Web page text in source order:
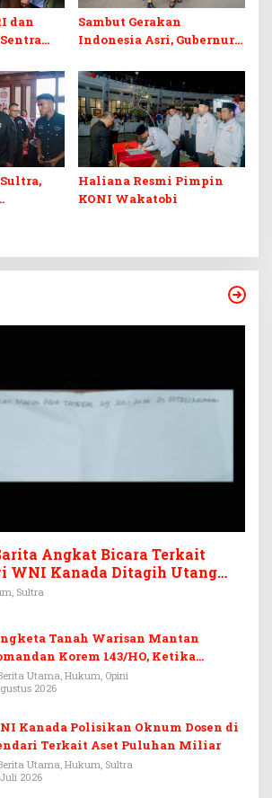
dan
Sambut Gerakan
Indonesia Asri, Gubernur
Penertiban Baliho dan
Kabel Semrawut
Haliana Resmi Pimpin
KONI Wakatobi
Angkat Bicara Terkait
WNI Kanada Ditagih Utang
Sultra
Tanah Warisan Mantan
Korem 143/HO, Ketika
Menjadi Arena Pemerasan
Utama, Hukum, Opini
2026
Kanada Polisikan Oknum Dosen di
Terkait Aset Puluhan Miliar
Utama, Hukum, Sultra
2026